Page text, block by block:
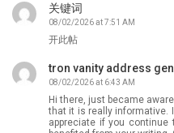
关键词
08/02/2026 at 7:51 AM
开此帖
tron vanity address
08/02/2026 at 6:43 AM
Hi there, just became
that it is really informative.
appreciate if you continue